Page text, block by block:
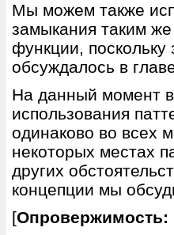
Мы можем также
замыкания таким
функции,
обсуждалось в
На данный момент
использования
одинаково во всех
некоторых местах
других
концепции мы
[Опровержимость: